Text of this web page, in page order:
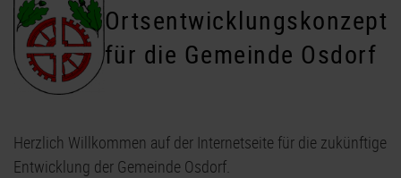
Ortsentwicklungskonzept
für die Gemeinde Osdorf
Herzlich Willkommen auf der Internetseite für die zukünftige
Entwicklung der Gemeinde Osdorf.